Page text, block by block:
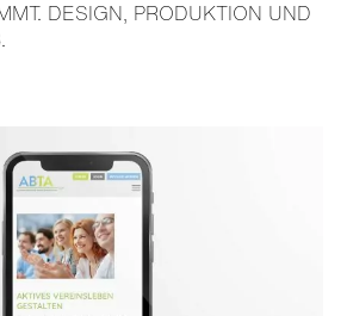
DESIGN, PRODUK­TION UND